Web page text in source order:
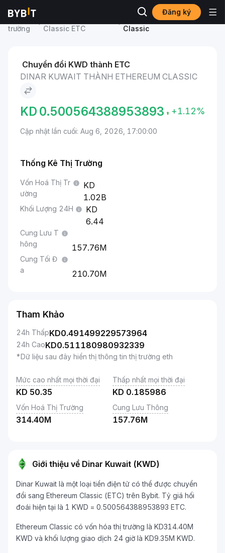
Đăng ký
Thị
trường
Classic ETC
Dinar Kuwait to Ethereum
Classic
Chuyển đổi KWD thành ETC
DINAR KUWAIT THÀNH ETHEREUM CLASSIC
KD 0.500564388953893 +1.12%
Cập nhật lần cuối: Aug 6, 2026, 17:00:00
Thống Kê Thị Trường
Vốn Hoá Thị Tr
ường
1.02B
Khối Lượng 24H
6.44
Cung Lưu T
hông
157.76M
Cung Tối Đ
a
210.70M
Tham Khảo
24h ThấpKD0.491499229573964
24h CaoKD0.511180980932339
*Dữ liệu sau đây hiển thị thông tin thị trường eth
Mức cao nhất mọi thời đại
KD 50.35
Thấp nhất mọi thời đại
KD 0.185986
Vốn Hoá Thị Trường
314.40M
Cung Lưu Thông
157.76M
Giới thiệu về Dinar Kuwait (KWD)
Dinar Kuwait là một loại tiền điện tử có thể được chuyển
đổi sang Ethereum Classic (ETC) trên Bybit. Tỷ giá hối
đoái hiện tại là 1 KWD = 0.500564388953893 ETC.
Ethereum Classic có vốn hóa thị trường là KD314.40M
KWD và khối lượng giao dịch 24 giờ là KD9.35M KWD.